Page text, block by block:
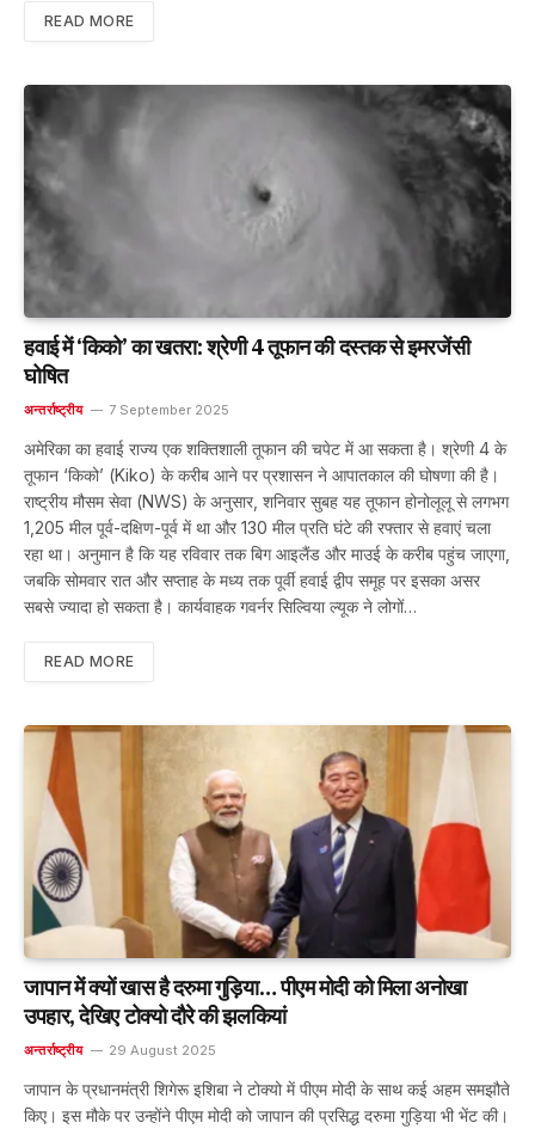
READ MORE
हवाई में ‘किको’ का खतरा: श्रेणी 4 तूफान की दस्तक से इमरजेंसी
घोषित
अन्तर्राष्ट्रीय 7 September 2025
अमेरिका का हवाई राज्य एक शक्तिशाली तूफान की चपेट में आ सकता है। श्रेणी 4 के
तूफान ‘किको’ (Kiko) के करीब आने पर प्रशासन ने आपातकाल की घोषणा की है।
राष्ट्रीय मौसम सेवा (NWS) के अनुसार, शनिवार सुबह यह तूफान होनोलूलू से लगभग
1,205 मील पूर्व-दक्षिण-पूर्व में था और 130 मील प्रति घंटे की रफ्तार से हवाएं चला
रहा था। अनुमान है कि यह रविवार तक बिग आइलैंड और माउई के करीब पहुंच जाएगा,
जबकि सोमवार रात और सप्ताह के मध्य तक पूर्वी हवाई द्वीप समूह पर इसका असर
सबसे ज्यादा हो सकता है। कार्यवाहक गवर्नर सिल्विया ल्यूक ने लोगों…
READ MORE
जापान में क्यों खास है दरुमा गुड़िया… पीएम मोदी को मिला अनोखा
उपहार, देखिए टोक्यो दौरे की झलकियां
अन्तर्राष्ट्रीय 29 August 2025
जापान के प्रधानमंत्री शिगेरू इशिबा ने टोक्यो में पीएम मोदी के साथ कई अहम समझौते
किए। इस मौके पर उन्होंने पीएम मोदी को जापान की प्रसिद्ध दरुमा गुड़िया भी भेंट की।